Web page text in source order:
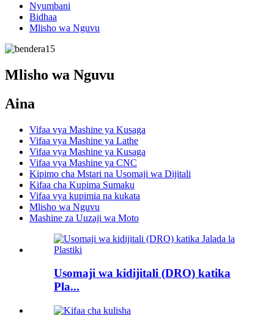
Nyumbani
Bidhaa
Mlisho wa Nguvu
Mlisho wa Nguvu
Aina
Vifaa vya Mashine ya Kusaga
Vifaa vya Mashine ya Lathe
Vifaa vya Mashine ya Kusaga
Vifaa vya Mashine ya CNC
Kipimo cha Mstari na Usomaji wa Dijitali
Kifaa cha Kupima Sumaku
Vifaa vya kupimia na kukata
Mlisho wa Nguvu
Mashine za Uuzaji wa Moto
Usomaji wa kidijitali (DRO) katika
Pla...